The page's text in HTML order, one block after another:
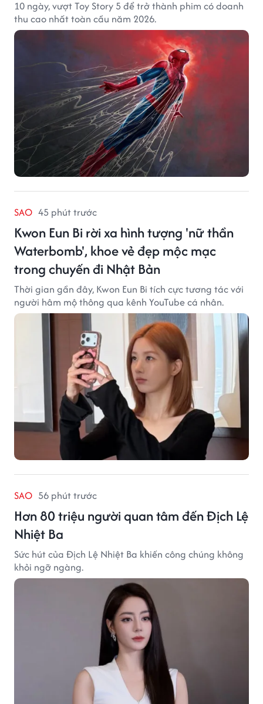
10 ngày, vượt Toy Story 5 để trở thành phim có doanh
thu cao nhất toàn cầu năm 2026.
SAO 45 phút trước
Kwon Eun Bi rời xa hình tượng 'nữ thần
Waterbomb', khoe vẻ đẹp mộc mạc
trong chuyến đi Nhật Bản
Thời gian gần đây, Kwon Eun Bi tích cực tương tác với
người hâm mộ thông qua kênh YouTube cá nhân.
SAO 56 phút trước
Hơn 80 triệu người quan tâm đến Địch Lệ
Nhiệt Ba
Sức hút của Địch Lệ Nhiệt Ba khiến công chúng không
khỏi ngỡ ngàng.